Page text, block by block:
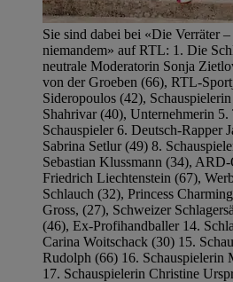
Sie sind dabei bei «Die Verräter
niemandem» auf RTL: 1. Die
neutrale Moderatorin Sonja
von der Groeben (66), RTL-
Sideropoulos (42),
Shahrivar (40), Unternehmerin
Schauspieler 6. Deutsch-Rapper
Sabrina Setlur (49) 8.
Sebastian Klussmann (34),
Friedrich Liechtenstein (67),
Schlauch (32), Princess
Gross, (27), Schweizer
(46), Ex-Profihandballer 14.
Carina Woitschack (30) 15.
Rudolph (66) 16. Schauspielerin
17. Schauspielerin Christine